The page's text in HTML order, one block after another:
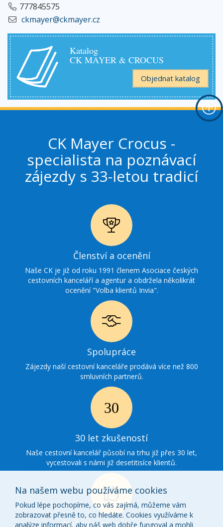
777845575
ckmayer@ckmayer.cz
Katalog
CK MAYER & CROCUS
Objednat katalog
CK Mayer Crocus -
specialista na poznávací
zájezdy s 33-letou tradicí
Ikonka
ocenění
Členství a ocenění
Naše CK je již od roku 1991 členem Asociace českých
cestovních kanceláří a agentur a obdržela několikrát
ocenění "Volba klientů Invia".
Ikonka
spolupráce
Spolupráce
Zájezdy naší cestovní kanceláře prodává více než 800
smluvních partnerů.
30 Ikonka
zkušenosti
30 let zkušeností
Naše cestovní kancelář působí na trhu již přes 30 let,
vycestovali s námi již desetitisíce klientů.
Ikonka
Naše cestovní kancelář
Na našem webu používáme cookies
Pokud lépe pochopíme, co vás zajímá, můžeme vám
zobrazovat přesně to, co hledáte. Cookies využíváme k
analýze informací, aby náš web dobře fungoval a mohli